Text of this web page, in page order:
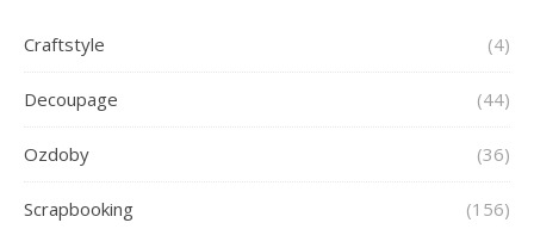
Craftstyle (4)
Decoupage (44)
Ozdoby (36)
Scrapbooking (156)